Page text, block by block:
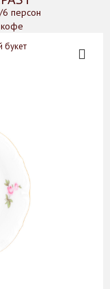
персон
горчицы